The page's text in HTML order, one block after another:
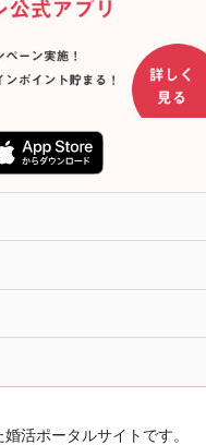
活ポータルサイトです。